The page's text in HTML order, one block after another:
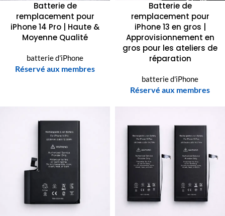
Batterie de
remplacement pour
iPhone 14 Pro | Haute &
Moyenne Qualité
batterie d'iPhone
Réservé aux membres
Batterie de
remplacement pour
iPhone 13 en gros |
Approvisionnement en
gros pour les ateliers de
réparation
batterie d'iPhone
Réservé aux membres